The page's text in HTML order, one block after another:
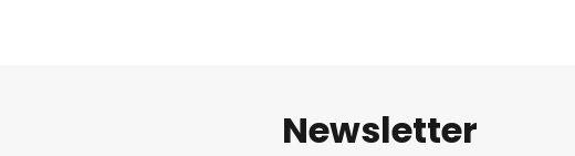
Newsletter